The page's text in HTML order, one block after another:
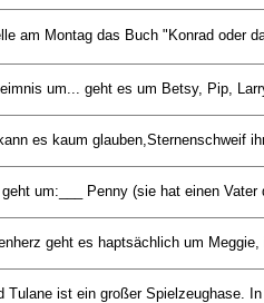
am Montag das Buch "Konrad oder
um... geht es um Betsy, Pip,
es kaum glauben,Sternenschweif
geht um:___ Penny (sie hat einen
geht es haptsächlich um
Tulane ist ein großer Spielzeughase.